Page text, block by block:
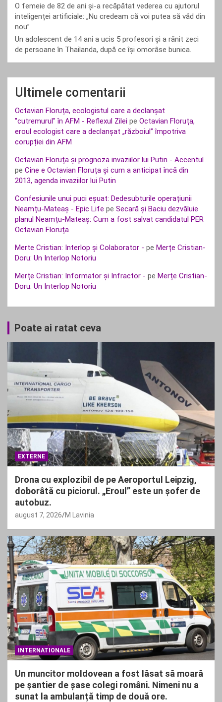
O femeie de 82 de ani și-a recăpătat vederea cu ajutorul
inteligenței artificiale: „Nu credeam că voi putea să văd din
nou”
Un adolescent de 14 ani a ucis 5 profesori și a rănit zeci
de persoane în Thailanda, după ce își omorâse bunica.
Ultimele comentarii
Octavian Floruța, ecologistul care a declanșat
"cutremurul" în AFM - Reflexul Zilei pe Octavian Floruța,
eroul ecologist care a declanșat „războiul” împotriva
corupției din AFM
Octavian Floruța și prognoza invaziilor lui Putin - Accentul
pe Cine e Octavian Floruța și cum a anticipat încă din
2013, agenda invaziilor lui Putin
Confesiunile unui puci eșuat: Dedesubturile operațiunii
Neamțu-Mateaș - Epic Life pe Secară și Baciu dezvăluie
planul Neamțu-Mateaș: Cum a fost salvat candidatul PER
Octavian Floruța
Merte Cristian: Interlop și Colaborator - pe Merțe Cristian-
Doru: Un Interlop Notoriu
Merțe Cristian: Informator și Infractor - pe Merțe Cristian-
Doru: Un Interlop Notoriu
Poate ai ratat ceva
EXTERNE
Drona cu explozibil de pe Aeroportul Leipzig,
doborâtă cu piciorul. „Eroul” este un șofer de
autobuz.
august 7, 2026 M Lavinia
INTERNATIONALE
Un muncitor moldovean a fost lăsat să moară
pe șantier de șase colegi români. Nimeni nu a
sunat la ambulanță timp de două ore.